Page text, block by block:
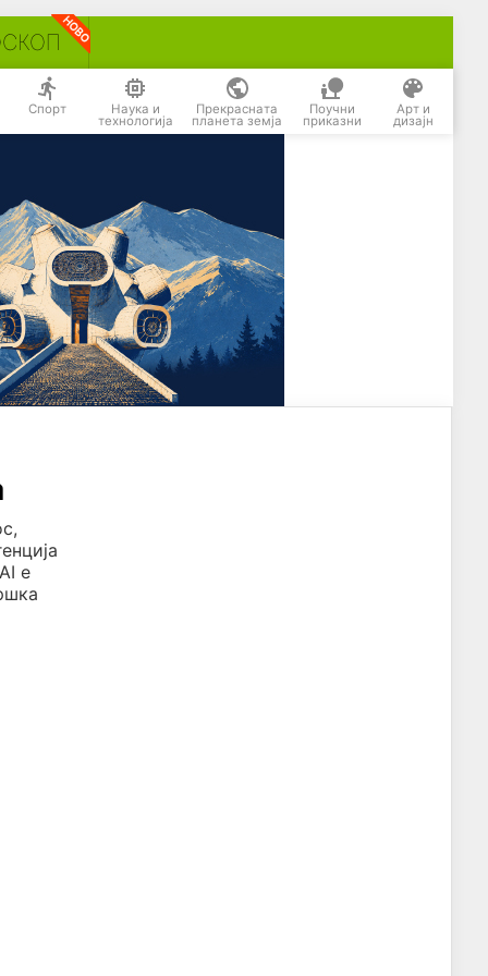
Спорт Наука и
технологија
Прекрасната
планета земја
Поучни
приказни
Арт и
дизајн
е